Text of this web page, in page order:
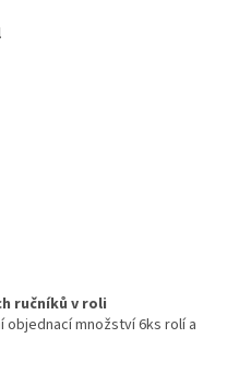
ručníků v roli
objednací množství 6ks rolí a